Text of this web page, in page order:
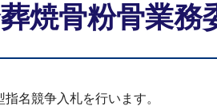
焼骨粉骨業務
名競争入札を行います。